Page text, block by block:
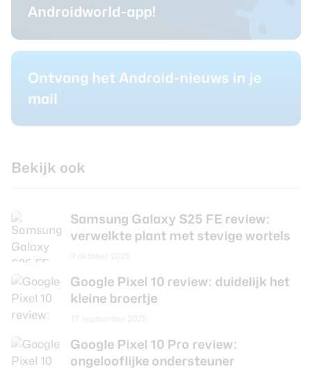
Androidworld-app!
Ontvang het Android-nieuws in je
mail
Bekijk ook
Samsung Galaxy S25 FE review:
verwelkte plant met stevige wortels
Google Pixel 10 review: duidelijk het
kleine broertje
Google Pixel 10 Pro review:
ongelooflijke ondersteuner